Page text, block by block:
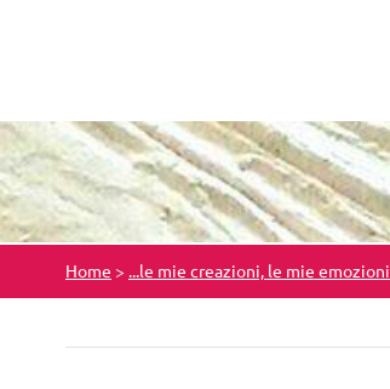
Home > ...le mie creazioni, le mie emozioni